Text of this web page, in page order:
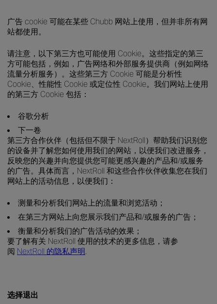
广告 cookie 可能在某些 Chubb 网站上使用，但并非所有网
站都使用。
请注意，以下第三方也可能使用 Cookie。这些指定的第三
方可能包括，例如，广告网络和外部服务提供商（例如网络
流量分析服务）。这些第三方 Cookie 可能是分析性
Cookie、性能性 Cookie 或定位性 Cookie。我们网站上使用
的第三方 Cookie 包括：
谷歌分析
下一卷
第三方合作伙伴（包括但不限于 NextRoll）帮助我们识别您
的设备并了解您如何使用我们的网站，以便我们改进服务，
反映您的兴趣并向您提供您可能更感兴趣的产品和/或服务
的广告。具体而言，NextRoll 和这些合作伙伴收集您在我们
网站上的活动信息，以便我们：
测量和分析我们网站上的流量和浏览活动；
在第三方网站上向您展示我们产品和/或服务的广告；
衡量和分析我们的广告活动的效果；
要了解有关 NextRoll 使用的技术的更多信息，请参
阅 NextRoll 的隐私声明.
选择退出